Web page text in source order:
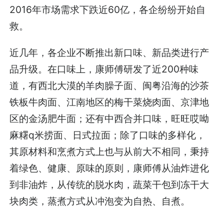
2016年市场需求下跌近60亿，各企纷纷开始自
救。
近几年，各企业不断推出新口味、新品类进行产
品升级。在口味上，康师傅研发了近200种味
道，有西北大漠的羊肉臊子面、闽粤沿海的沙茶
铁板牛肉面、江南地区的梅干菜烧肉面、京津地
区的金汤肥牛面；还有中西合并口味，旺旺哎呦
麻糬q米捞面、日式拉面；除了口味的多样化，
其原材料和烹煮方式上也与从前大不相同，秉持
着绿色、健康、原味的原则，康师傅从油炸进化
到非油炸，从传统的脱水肉，蔬菜干包到冻干大
块肉类，蒸煮方式从冲泡变为自热、自煮。